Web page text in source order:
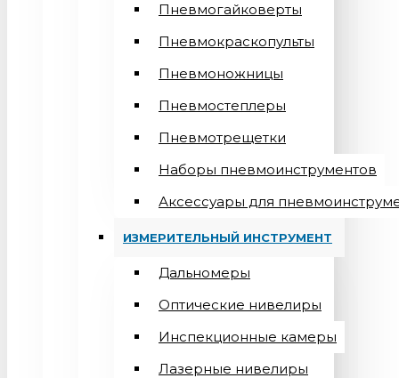
Пневмогайковерты
Пневмокраскопульты
Пневмоножницы
Пневмостеплеры
Пневмотрещетки
Наборы пневмоинструментов
Аксессуары для
ИЗМЕРИТЕЛЬНЫЙ ИНСТРУМЕНТ
Дальномеры
Оптические нивелиры
Инспекционные камеры
Лазерные нивелиры